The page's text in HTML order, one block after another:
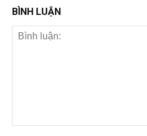
BÌNH LUẬN